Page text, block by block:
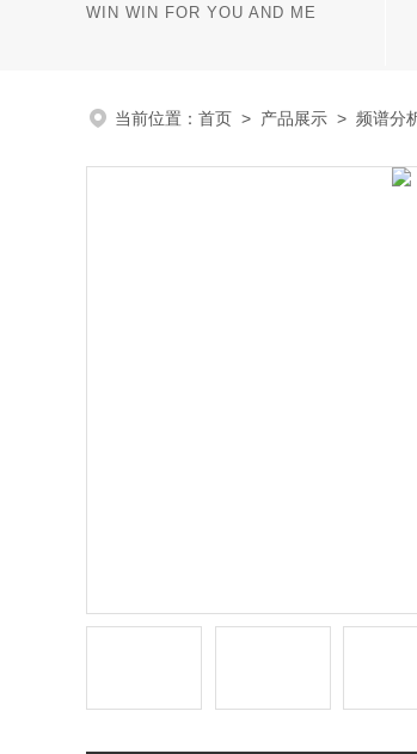
WIN WIN FOR YOU AND ME
当前位置： 首页 > 产品展示 > 频谱分